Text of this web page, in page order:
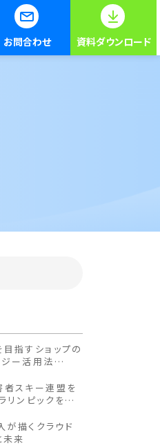
お問合わせ
資料ダウンロード
指すショップの
ー活用法
前でお迎え
者スキー連盟を
リンピックを応
描くクラウド
未来